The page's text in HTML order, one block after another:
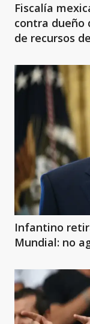
Fiscalía
contra dueño
de recursos
Infantino
Mundial: no